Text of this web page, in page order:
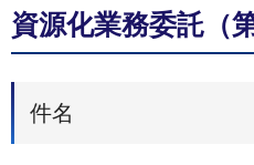
資源化業務委託（
件名